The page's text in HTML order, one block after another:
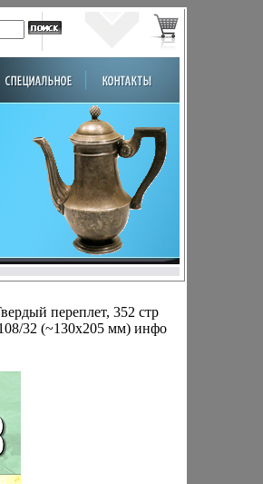
переплет, 352 стр
32 (~130х205 мм) инфо